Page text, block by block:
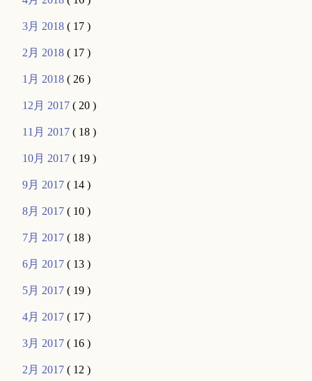
3月 2018( 17 )
2月 2018( 17 )
1月 2018( 26 )
12月 2017( 20 )
11月 2017( 18 )
10月 2017( 19 )
9月 2017( 14 )
8月 2017( 10 )
7月 2017( 18 )
6月 2017( 13 )
5月 2017( 19 )
4月 2017( 17 )
3月 2017( 16 )
2月 2017( 12 )